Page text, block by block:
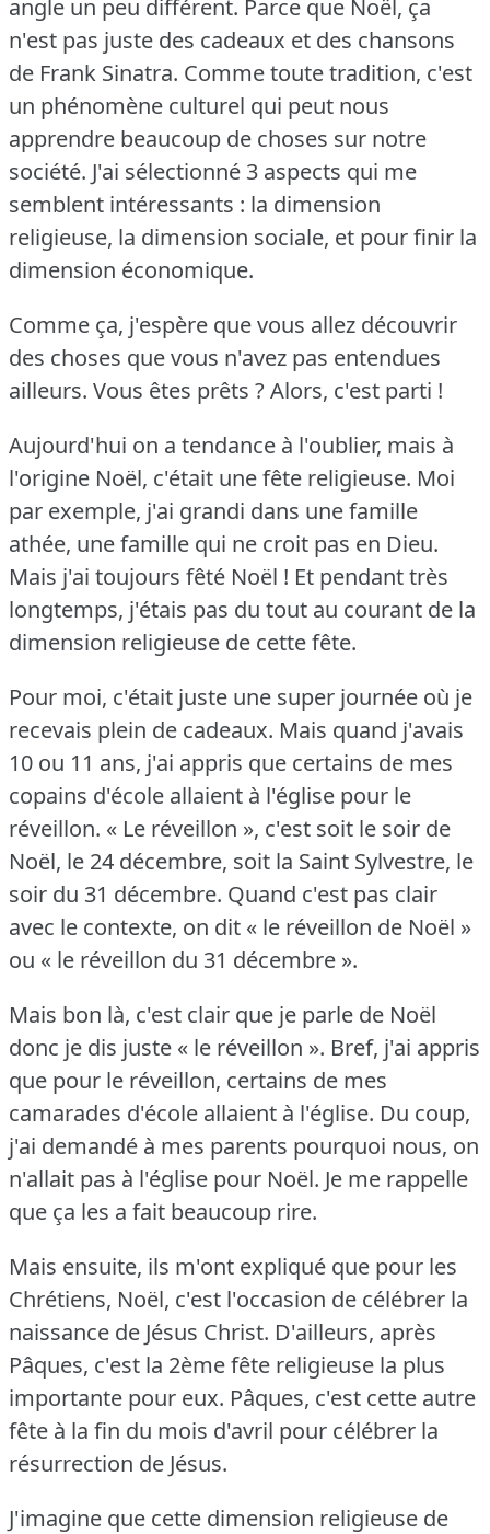
angle un peu différent. Parce que Noël, ça
n'est pas juste des cadeaux et des chansons
de Frank Sinatra. Comme toute tradition, c'est
un phénomène culturel qui peut nous
apprendre beaucoup de choses sur notre
société. J'ai sélectionné 3 aspects qui me
semblent intéressants : la dimension
religieuse, la dimension sociale, et pour finir la
dimension économique.
Comme ça, j'espère que vous allez découvrir
des choses que vous n'avez pas entendues
ailleurs. Vous êtes prêts ?Alors, c'est parti !
Aujourd'hui on a tendance à l'oublier, mais à
l'origine Noël, c'était une fête religieuse. Moi
par exemple, j'ai grandi dans une famille
athée, une famille qui ne croit pas en Dieu.
Mais j'ai toujours fêté Noël ! Et pendant très
longtemps, j'étais pas du tout au courant de la
dimension religieuse de cette fête.
Pour moi, c'était juste une super journée où je
recevais plein de cadeaux. Mais quand j'avais
10 ou 11 ans, j'ai appris que certains de mes
copains d'école allaient à l'église pour le
réveillon. « Le réveillon », c'est soit le soir de
Noël, le 24 décembre, soit la Saint Sylvestre, le
soir du 31 décembre. Quand c'est pas clair
avec le contexte, on dit « le réveillon de Noël »
ou « le réveillon du 31 décembre ».
Mais bon là, c'est clair que je parle de Noël
donc je dis juste « le réveillon ». Bref, j'ai appris
que pour le réveillon, certains de mes
camarades d'école allaient à l'église. Du coup,
j'ai demandé à mes parents pourquoi nous, on
n'allait pas à l'église pour Noël. Je me rappelle
que ça les a fait beaucoup rire.
Mais ensuite, ils m'ont expliqué que pour les
Chrétiens, Noël, c'est l'occasion de célébrer la
naissance de Jésus Christ. D'ailleurs, après
Pâques, c'est la 2ème fête religieuse la plus
importante pour eux. Pâques, c'est cette autre
fête à la fin du mois d'avril pour célébrer la
résurrection de Jésus.
J'imagine que cette dimension religieuse de